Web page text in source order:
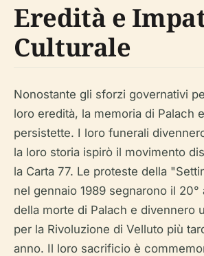
Eredità e
Culturale
Nonostante gli sforzi governativi
loro eredità, la memoria di Palach
persistette. I loro funerali
la loro storia ispirò il movimento
la Carta 77. Le proteste della
nel gennaio 1989 segnarono il 20°
della morte di Palach e divennero
per la Rivoluzione di Velluto più
anno. Il loro sacrificio è